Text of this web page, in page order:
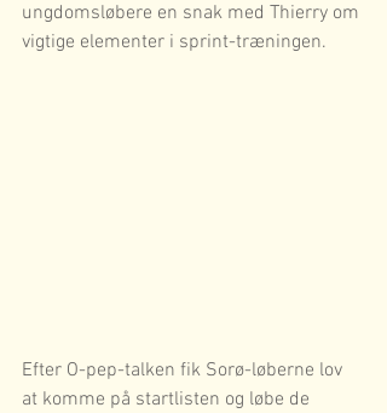
ungdomsløbere en snak med Thierry om
vigtige elementer i sprint-træningen.
Efter O-pep-talken fik Sorø-løberne lov
at komme på startlisten og løbe de